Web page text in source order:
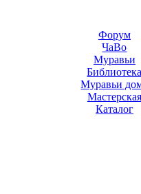
Форум
ЧаВо
Муравьи
Муравьи
Мастерская
Каталог